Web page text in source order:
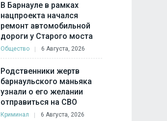
В Барнауле в рамках
нацпроекта начался
ремонт автомобильной
дороги у Старого моста
Общество 6 Августа, 2026
Родственники жертв
барнаульского маньяка
узнали о его желании
отправиться на СВО
Криминал 6 Августа, 2026